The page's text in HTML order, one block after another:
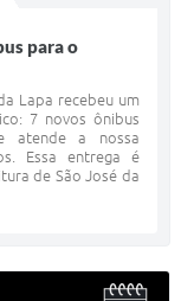
para o
Lapa recebeu um
7 novos ônibus
atende a nossa
Essa entrega é
de São José da